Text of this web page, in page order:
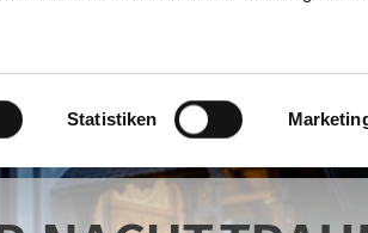
Statistiken